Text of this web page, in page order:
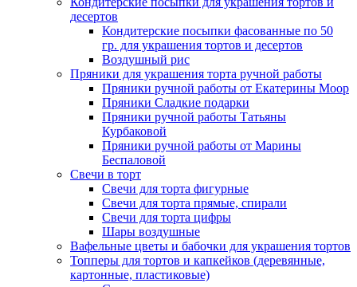
десертов
Кондитерские посыпки фасованные по 50
гр. для украшения тортов и десертов
Воздушный рис
Пряники для украшения торта ручной работы
Пряники ручной работы от Екатерины Моор
Пряники Сладкие подарки
Пряники ручной работы Татьяны
Курбаковой
Пряники ручной работы от Марины
Беспаловой
Свечи в торт
Свечи для торта фигурные
Свечи для торта прямые, спирали
Свечи для торта цифры
Шары воздушные
Вафельные цветы и бабочки для украшения тортов
Топперы для тортов и капкейков (деревянные,
картонные, пластиковые)